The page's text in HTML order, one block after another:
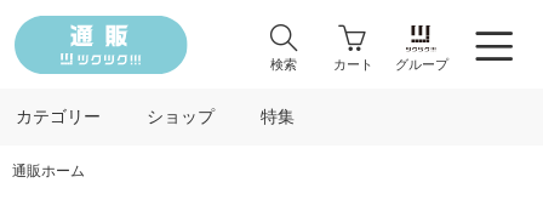
検索 カート グループ
カテゴリー ショップ 特集
通販ホーム